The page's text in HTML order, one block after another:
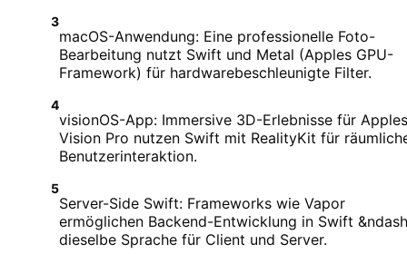
3
macOS-Anwendung: Eine professionelle Foto-
Bearbeitung nutzt Swift und Metal (Apples GPU-
Framework) für hardwarebeschleunigte Filter.
4
visionOS-App: Immersive 3D-Erlebnisse für Apples
Vision Pro nutzen Swift mit RealityKit für
Benutzerinteraktion.
5
Server-Side Swift: Frameworks wie Vapor
ermöglichen Backend-Entwicklung in Swift
dieselbe Sprache für Client und Server.